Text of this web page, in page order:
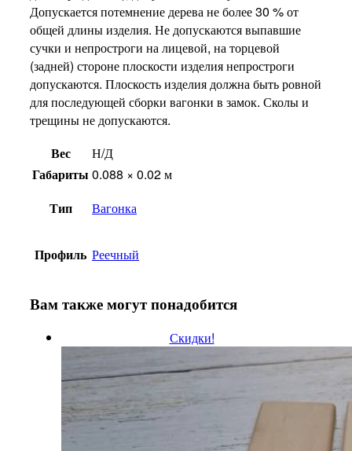
Допускается потемнение дерева не более 30 % от
общей длины изделия. Не допускаются выпавшие
сучки и непростроги на лицевой, на торцевой
(задней) стороне плоскости изделия непростроги
допускаются. Плоскость изделия должна быть ровной
для последующей сборки вагонки в замок. Сколы и
трещины не допускаются.
Вес
Н/Д
Габариты 0.088 × 0.02 м
Тип
Вагонка
Профиль Реечный
Вам также могут понадобится
Скидки!